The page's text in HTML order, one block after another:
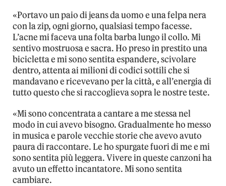
«Portavo un paio di jeans da uomo e una felpa nera
con la zip, ogni giorno, qualsiasi tempo facesse.
L’acne mi faceva una folta barba lungo il collo. Mi
sentivo mostruosa e sacra. Ho preso in prestito una
bicicletta e mi sono sentita espandere, scivolare
dentro, attenta ai milioni di codici sottili che si
mandavano e ricevevano per la città, e all’energia di
tutto questo che si raccoglieva sopra le nostre teste.
«Mi sono concentrata a cantare a me stessa nel
modo in cui avevo bisogno. Gradualmente ho messo
in musica e parole vecchie storie che avevo avuto
paura di raccontare. Le ho spurgate fuori di me e mi
sono sentita più leggera. Vivere in queste canzoni ha
avuto un effetto incantatore. Mi sono sentita
cambiare.